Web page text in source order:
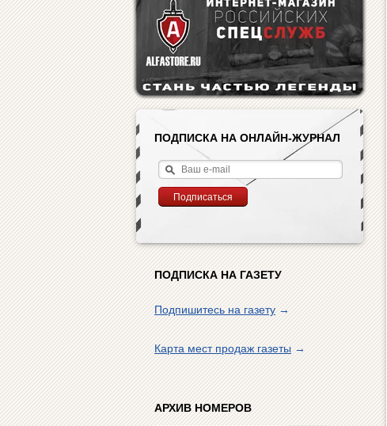
ПОДПИСКА НА ОНЛАЙН-ЖУРНАЛ
ПОДПИСКА НА ГАЗЕТУ
Подпишитесь на газету→
Карта мест продаж газеты→
АРХИВ НОМЕРОВ